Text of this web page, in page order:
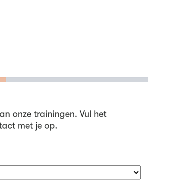
onze trainingen. Vul het
met je op.